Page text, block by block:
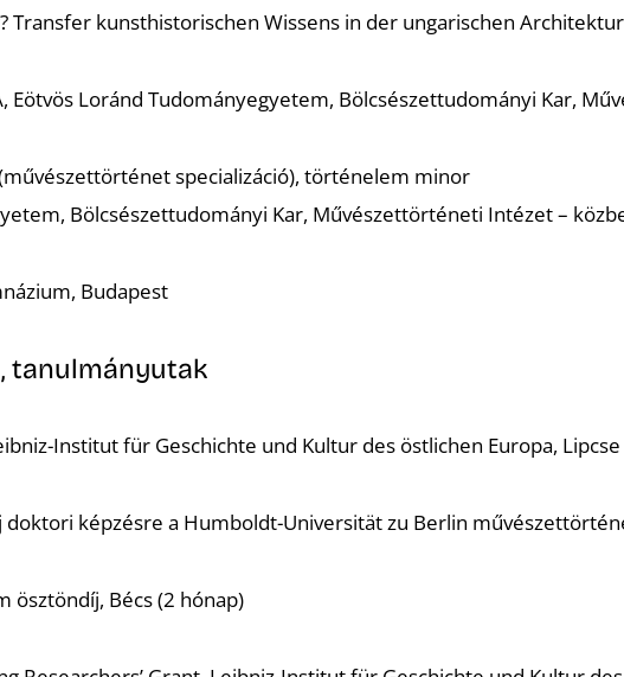
Transfer kunsthistorischen Wissens in der ungarischen
Eötvös Loránd Tudományegyetem, Bölcsészettudományi Kar,
specializáció), történelem minor
Bölcsészettudományi Kar, Művészettörténeti Intézet –
Budapest
tanulmányutak
Institut für Geschichte und Kultur des östlichen Europa,
doktori képzésre a Humboldt-Universität zu Berlin
ösztöndíj, Bécs (2 hónap)